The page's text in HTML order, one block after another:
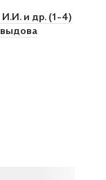
и др. (1-4)